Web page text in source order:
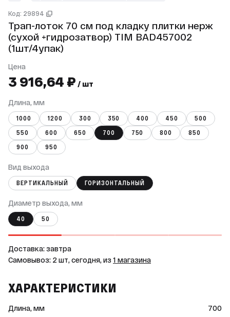
Код: 29894
Трап-лоток 70 см под кладку плитки нерж
(сухой +гидрозатвор) TIM BAD457002
(1шт/4упак)
Цена
3 916,64 ₽ / шт
Длина, мм
1000 1200 300 350 400 450
500
550
600 650 700 750 800
850
900
950
Вид выхода
ВЕРТИКАЛЬНЫЙ ГОРИЗОНТАЛЬНЫЙ
Диаметр выхода, мм
40 50
Доставка: завтра
Самовывоз: 2 шт, сегодня, из 1 магазина
ХАРАКТЕРИСТИКИ
Длина, мм 700